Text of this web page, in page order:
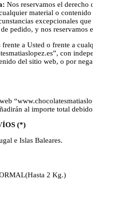
Nos reservamos el derecho de
material o contenido del
excepcionales que nos
pedido, y nos reservamos el
frente a Usted o frente a cualquier
con
del sitio web, o por negarnos a
al importe total debido según
(*)
e Islas Baleares.
2 Kg.)